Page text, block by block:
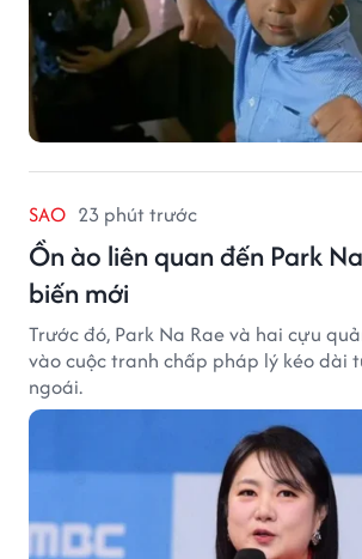
SAO 23 phút trước
Ồn ào liên quan đến Park
biến mới
Trước đó, Park Na Rae và hai cựu
vào cuộc tranh chấp pháp lý kéo dài
ngoái.